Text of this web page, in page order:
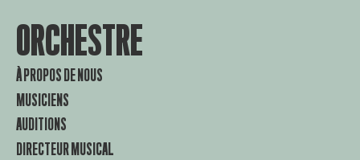
ORCHESTRE
À PROPOS DE NOUS
MUSICIENS
AUDITIONS
DIRECTEUR MUSICAL